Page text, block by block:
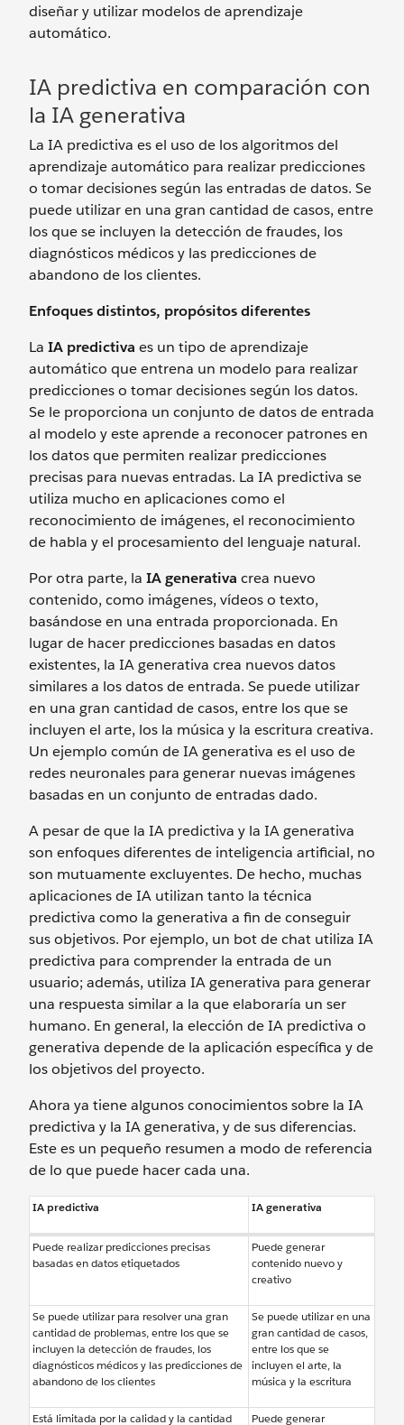
diseñar y utilizar modelos de aprendizaje
automático.
IA predictiva en comparación con
la IA generativa
La IA predictiva es el uso de los algoritmos del
aprendizaje automático para realizar predicciones
o tomar decisiones según las entradas de datos. Se
puede utilizar en una gran cantidad de casos, entre
los que se incluyen la detección de fraudes, los
diagnósticos médicos y las predicciones de
abandono de los clientes.
Enfoques distintos, propósitos diferentes
La IA predictiva es un tipo de aprendizaje
automático que entrena un modelo para realizar
predicciones o tomar decisiones según los datos.
Se le proporciona un conjunto de datos de entrada
al modelo y este aprende a reconocer patrones en
los datos que permiten realizar predicciones
precisas para nuevas entradas. La IA predictiva se
utiliza mucho en aplicaciones como el
reconocimiento de imágenes, el reconocimiento
de habla y el procesamiento del lenguaje natural.
Por otra parte, la IA generativa crea nuevo
contenido, como imágenes, vídeos o texto,
basándose en una entrada proporcionada. En
lugar de hacer predicciones basadas en datos
existentes, la IA generativa crea nuevos datos
similares a los datos de entrada. Se puede utilizar
en una gran cantidad de casos, entre los que se
incluyen el arte, los la música y la escritura creativa.
Un ejemplo común de IA generativa es el uso de
redes neuronales para generar nuevas imágenes
basadas en un conjunto de entradas dado.
A pesar de que la IA predictiva y la IA generativa
son enfoques diferentes de inteligencia artificial, no
son mutuamente excluyentes. De hecho, muchas
aplicaciones de IA utilizan tanto la técnica
predictiva como la generativa a fin de conseguir
sus objetivos. Por ejemplo, un bot de chat utiliza IA
predictiva para comprender la entrada de un
usuario; además, utiliza IA generativa para generar
una respuesta similar a la que elaboraría un ser
humano. En general, la elección de IA predictiva o
generativa depende de la aplicación específica y de
los objetivos del proyecto.
Ahora ya tiene algunos conocimientos sobre la IA
predictiva y la IA generativa, y de sus diferencias.
Este es un pequeño resumen a modo de referencia
de lo que puede hacer cada una.
IA predictiva IA generativa
Puede realizar predicciones precisas
basadas en datos etiquetados
Puede generar
contenido nuevo y
creativo
Se puede utilizar para resolver una gran
cantidad de problemas, entre los que se
incluyen la detección de fraudes, los
diagnósticos médicos y las predicciones de
abandono de los clientes
Se puede utilizar en una
gran cantidad de casos,
entre los que se
incluyen el arte, la
música y la escritura
Está limitada por la calidad y la cantidad Puede generar